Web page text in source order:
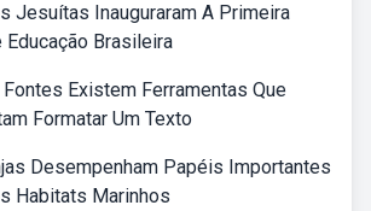
Jesuítas Inauguraram A Primeira
Educação Brasileira
Fontes Existem Ferramentas Que
Formatar Um Texto
Desempenham Papéis Importantes
Habitats Marinhos